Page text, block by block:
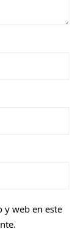
y web en este